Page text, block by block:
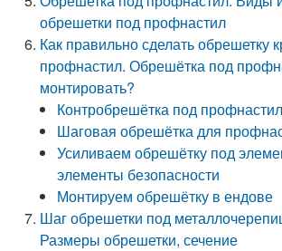
обрешетки под профнастил
Как правильно сделать обрешетку
профнастил. Обрешётка под
монтировать?
Контробрешётка под профнастил
Шаговая обрешётка для
Усиливаем обрешётку под
элементы безопасности
Монтируем обрешётку в ендове
Шаг обрешетки под
Размеры обрешетки, сечение